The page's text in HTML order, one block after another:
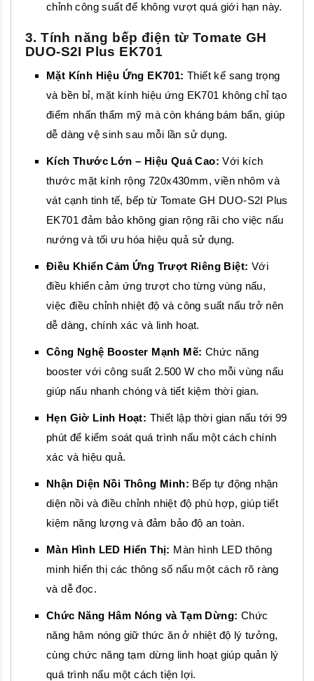
chỉnh công suất để không vượt quá giới hạn này.
3. Tính năng bếp điện từ Tomate GH
DUO-S2I Plus EK701
Mặt Kính Hiệu Ứng EK701: Thiết kế sang trọng
và bền bỉ, mặt kính hiệu ứng EK701 không chỉ tạo
điểm nhấn thẩm mỹ mà còn kháng bám bẩn, giúp
dễ dàng vệ sinh sau mỗi lần sử dụng.
Kích Thước Lớn – Hiệu Quả Cao: Với kích
thước mặt kính rộng 720x430mm, viền nhôm và
vát cạnh tinh tế, bếp từ Tomate GH DUO-S2I Plus
EK701 đảm bảo không gian rộng rãi cho việc nấu
nướng và tối ưu hóa hiệu quả sử dụng.
Điều Khiển Cảm Ứng Trượt Riêng Biệt: Với
điều khiển cảm ứng trượt cho từng vùng nấu,
việc điều chỉnh nhiệt độ và công suất nấu trở nên
dễ dàng, chính xác và linh hoạt.
Công Nghệ Booster Mạnh Mẽ: Chức năng
booster với công suất 2.500 W cho mỗi vùng nấu
giúp nấu nhanh chóng và tiết kiệm thời gian.
Hẹn Giờ Linh Hoạt: Thiết lập thời gian nấu tới 99
phút để kiểm soát quá trình nấu một cách chính
xác và hiệu quả.
Nhận Diện Nồi Thông Minh: Bếp tự động nhận
diện nồi và điều chỉnh nhiệt độ phù hợp, giúp tiết
kiệm năng lượng và đảm bảo độ an toàn.
Màn Hình LED Hiển Thị: Màn hình LED thông
minh hiển thị các thông số nấu một cách rõ ràng
và dễ đọc.
Chức Năng Hâm Nóng và Tạm Dừng: Chức
năng hâm nóng giữ thức ăn ở nhiệt độ lý tưởng,
cùng chức năng tạm dừng linh hoạt giúp quản lý
quá trình nấu một cách tiện lợi.